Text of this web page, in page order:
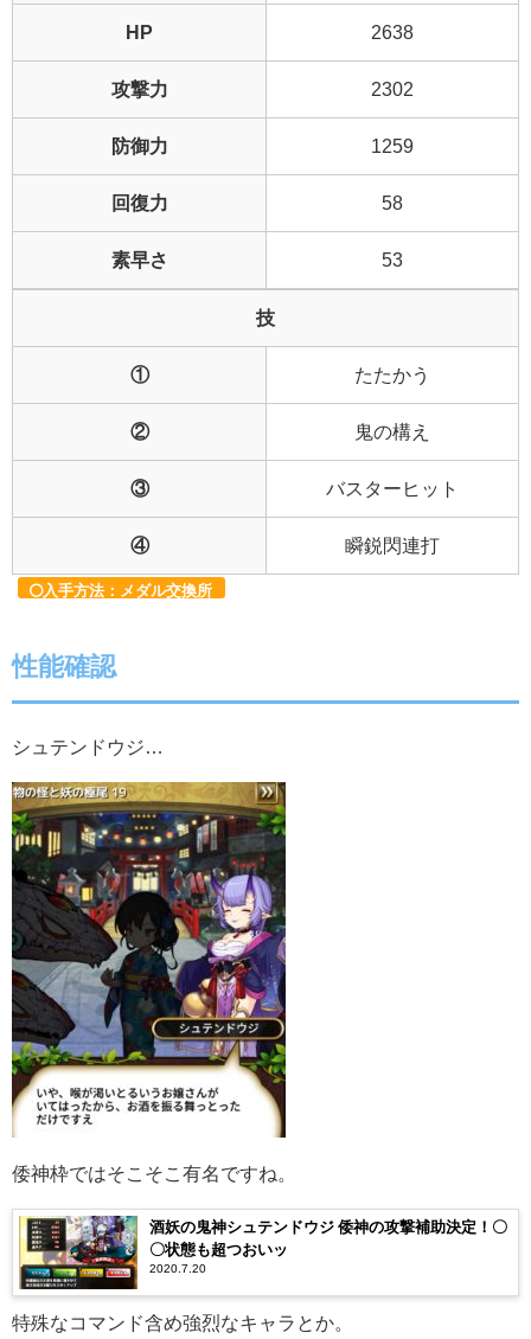
HP 2638
攻撃力 2302
防御力 1259
回復力 58
素早さ 53
技
① たたかう
② 鬼の構え
③ バスターヒット
④ 瞬鋭閃連打
入手方法：メダル交換所
性能確認
シュテンドウジ…
倭神枠ではそこそこ有名ですね。
酒妖の鬼神シュテンドウジ 倭神の攻撃補助決定！〇
〇状態も超つおいッ
2020.7.20
特殊なコマンド含め強烈なキャラとか。